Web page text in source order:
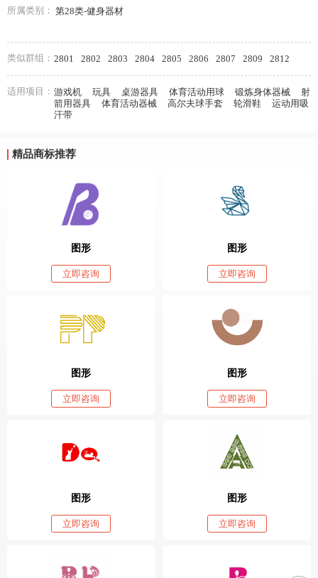
所属类别： 第28类-健身器材
类似群组： 2801 2802 2803 2804 2805 2806 2807 2809 2812
适用项目： 游戏机 玩具 桌游器具 体育活动用球 锻炼身体器械
射
箭用器具
体育活动器械 高尔夫球手套 轮滑鞋
运动用吸
汗带
精品商标推荐
图形
立即咨询
图形
立即咨询
图形
立即咨询
图形
立即咨询
图形
立即咨询
图形
立即咨询